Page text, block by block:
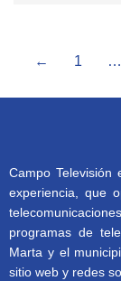
← 1 …
Campo
experiencia, que
programas de
Marta y el
sitio web y redes